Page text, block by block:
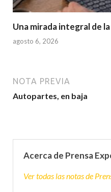
Una mirada integral de
agosto 6, 2026
NOTA PREVIA
Autopartes, en baja
Acerca de Prensa
Ver todas las notas de